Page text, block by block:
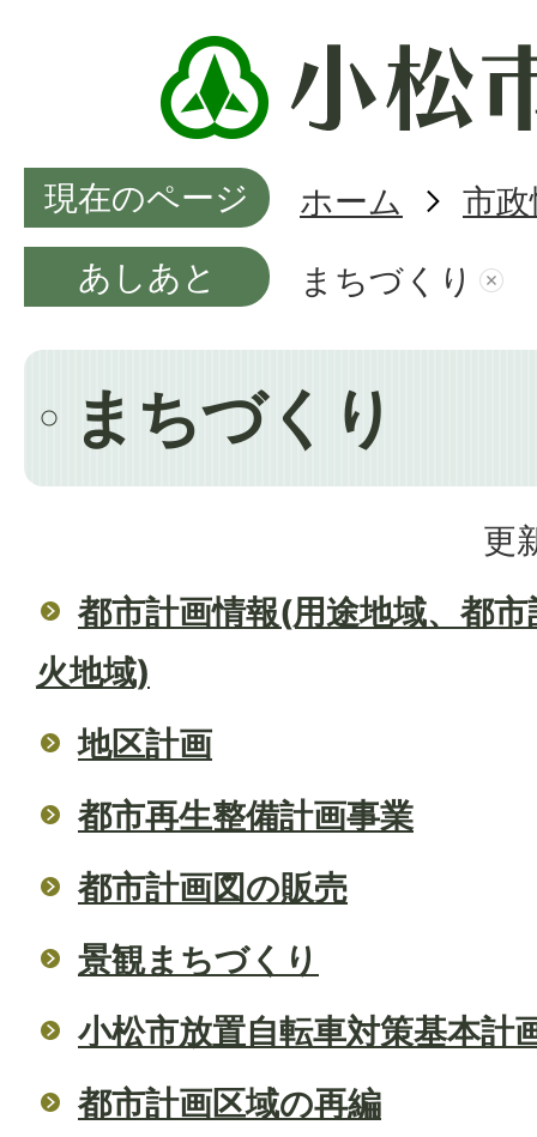
現在のページ ホーム
市
あしあと
まちづくり
まちづくり
更
都市計画情報(用途地域、都
火地域)
地区計画
都市再生整備計画事業
都市計画図の販売
景観まちづくり
小松市放置自転車対策基本計
都市計画区域の再編